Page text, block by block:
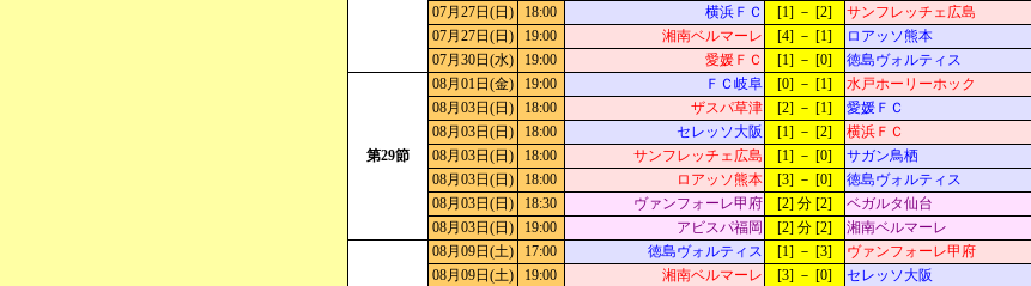
07月27日(日)
18:00 横浜ＦＣ [1] － [2] サンフレッチェ広島
07月27日(日)
19:00 湘南ベルマーレ [4] － [1] ロアッソ熊本
07月30日(水)
19:00 愛媛ＦＣ [1] － [0] 徳島ヴォルティス
第29節
08月01日(金) 19:00 ＦＣ岐阜 [0] － [1] 水戸ホーリーホック
08月03日(日)
18:00 ザスパ草津 [2] － [1] 愛媛ＦＣ
08月03日(日)
18:00 セレッソ大阪 [1] － [2] 横浜ＦＣ
08月03日(日)
18:00 サンフレッチェ広島 [1] － [0] サガン鳥栖
08月03日(日)
18:00 ロアッソ熊本 [3] － [0] 徳島ヴォルティス
08月03日(日)
18:30 ヴァンフォーレ甲府 [2] 分 [2] ベガルタ仙台
08月03日(日)
19:00 アビスパ福岡 [2] 分 [2] 湘南ベルマーレ
08月09日(土)
17:00 徳島ヴォルティス [1] － [3] ヴァンフォーレ甲府
08月09日(土)
19:00 湘南ベルマーレ [3] － [0] セレッソ大阪